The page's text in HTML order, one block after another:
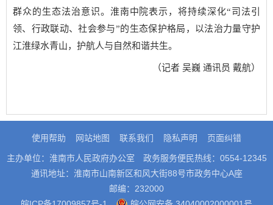
群众的生态法治意识。淮南中院表示，将持续深化“司法引
领、行政联动、社会参与”的生态保护格局，以法治力量守护
江淮绿水青山，护航人与自然和谐共生。
（记者 吴巍 通讯员 戴航）
使用帮助 网站地图 联系我们 隐私声明 页面纠错
主办单位：淮南市人民政府办公室
政务服务便民热线：0554-12345
通讯地址：淮南市山南新区和风大街88号市政务中心A座
邮编：232000